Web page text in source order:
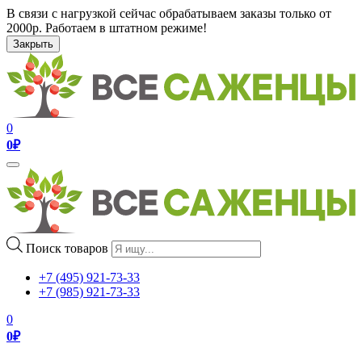
В связи с нагрузкой сейчас обрабатываем заказы только от
2000р. Работаем в штатном режиме!
Закрыть
0
0₽
Toggle
navigation
Поиск товаров
+7 (495) 921-73-33
+7 (985) 921-73-33
0
0₽